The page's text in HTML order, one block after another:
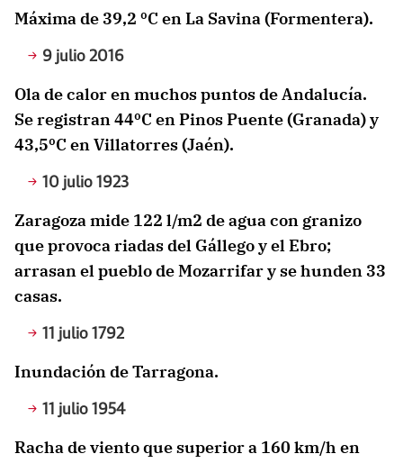
Máxima de 39,2 ºC en La Savina (Formentera).
9 julio 2016
Ola de calor en muchos puntos de Andalucía.
Se registran 44ºC en Pinos Puente (Granada) y
43,5ºC en Villatorres (Jaén).
10 julio 1923
Zaragoza mide 122 l/m2 de agua con granizo
que provoca riadas del Gállego y el Ebro;
arrasan el pueblo de Mozarrifar y se hunden 33
casas.
11 julio 1792
Inundación de Tarragona.
11 julio 1954
Racha de viento que superior a 160 km/h en